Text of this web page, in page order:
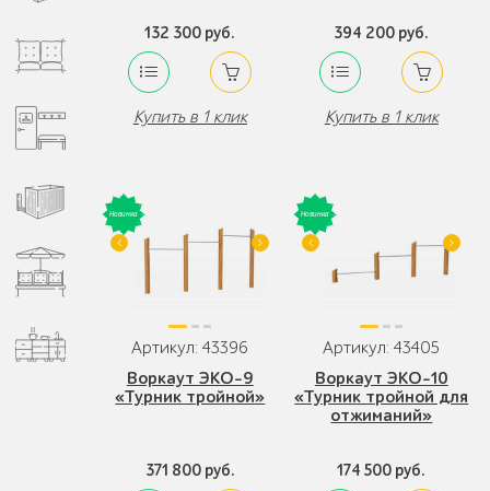
132 300 руб.
Купить в 1 клик
394 200 руб.
Купить в 1 клик
Артикул: 43396
Воркаут ЭКО-9
«Турник тройной»
371 800 руб.
Артикул: 43405
Воркаут ЭКО-10
«Турник тройной для
отжиманий»
174 500 руб.